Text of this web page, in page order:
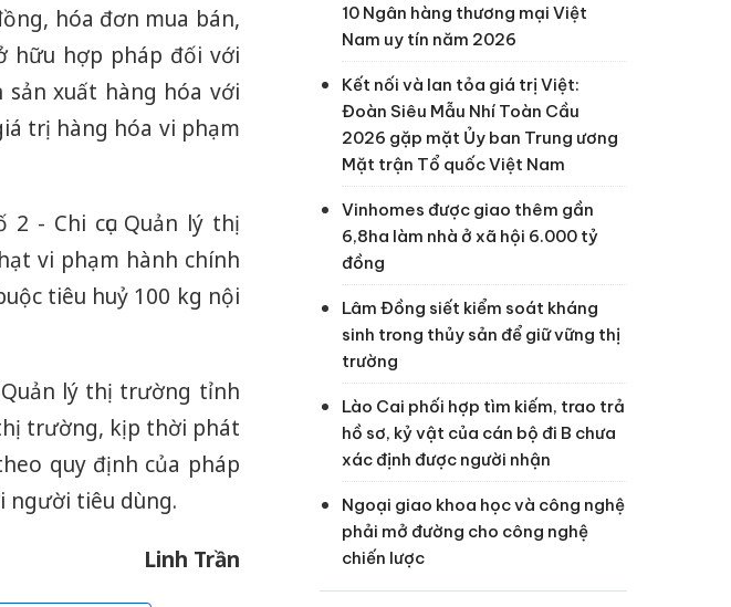
hóa đơn mua bán,
hữu hợp pháp đối với
xuất hàng hóa với
trị hàng hóa vi phạm
- Chi cục Quản lý thị
vi phạm hành chính
tiêu huỷ 100 kg nội
lý thị trường tỉnh
trường, kịp thời phát
quy định của pháp
người tiêu dùng.
Linh Trần
10 Ngân hàng thương mại Việt
Nam uy tín năm 2026
Kết nối và lan tỏa giá trị Việt:
Đoàn Siêu Mẫu Nhí Toàn Cầu
2026 gặp mặt Ủy ban Trung ương
Mặt trận Tổ quốc Việt Nam
Vinhomes được giao thêm gần
6,8ha làm nhà ở xã hội 6.000 tỷ
đồng
Lâm Đồng siết kiểm soát kháng
sinh trong thủy sản để giữ vững thị
trường
Lào Cai phối hợp tìm kiếm, trao trả
hồ sơ, kỷ vật của cán bộ đi B chưa
xác định được người nhận
Ngoại giao khoa học và công nghệ
phải mở đường cho công nghệ
chiến lược